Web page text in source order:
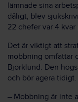
lämnade sina
dåligt, blev
22 chefer var 4 kvar
Det är viktigt att
mobbning omfattar
Björklund. Den
och bör agera tidigt.
– Mobbning är inte